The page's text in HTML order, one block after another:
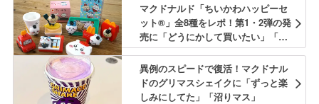
マクドナルド「ちいかわハッピーセ
ット®」全8種をレポ！第1・2弾の発
売に「どうにかして買いたい」「朝
一で行く」
異例のスピードで復活！マクドナル
ドのグリマスシェイクに「ずっと楽
しみにしてた」「沼りマス」